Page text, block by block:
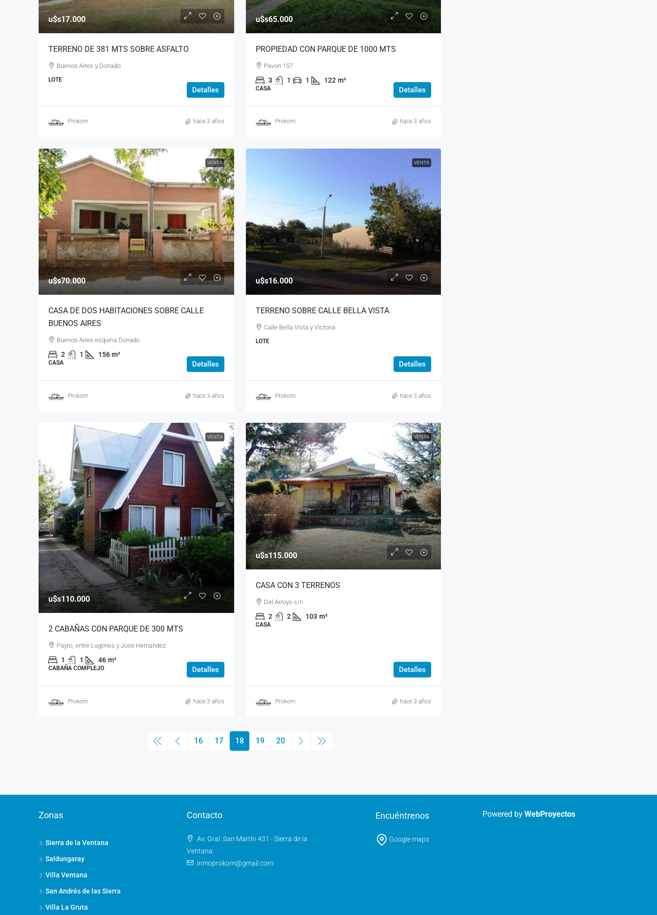
u$s17.000
TERRENO DE 381 MTS SOBRE ASFALTO
Buenos Aires y Donado
LOTE
Detalles
Prokom hace 3 años
u$s65.000
PROPIEDAD CON PARQUE DE 1000 MTS
Pavon 157
3 1 1 122 m²
CASA Detalles
Prokom hace 3 años
VENTA
u$s70.000
CASA DE DOS HABITACIONES SOBRE CALLE
BUENOS AIRES
Buenos Aires esquina Donado
2 1 156 m²
CASA Detalles
Prokom hace 3 años
VENTA
u$s16.000
TERRENO SOBRE CALLE BELLA VISTA
Calle Bella Vista y Victoria
LOTE
Detalles
Prokom hace 3 años
VENTA
u$s110.000
2 CABAÑAS CON PARQUE DE 300 MTS
Payro, entre Lugones y Jose Hernandez
1 1 46 m²
CABAÑA COMPLEJO Detalles
Prokom hace 3 años
VENTA
u$s115.000
CASA CON 3 TERRENOS
Del Arroyo s/n
2 2 103 m²
CASA
Detalles
Prokom hace 3 años
16 17 18 19 20
Zonas
Sierra de la Ventana
Saldungaray
Villa Ventana
San Andrés de las Sierra
Villa La Gruta
Contacto
Av. Gral. San Martín 431 - Sierra de la
Ventana
inmoprokom@gmail.com
Encuéntrenos
Google maps
Powered by WebProyectos